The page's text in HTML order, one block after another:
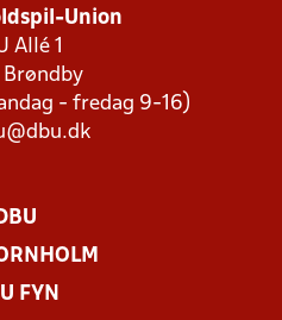
Union
Allé 1
- fredag 9-16)
DBU
FYN